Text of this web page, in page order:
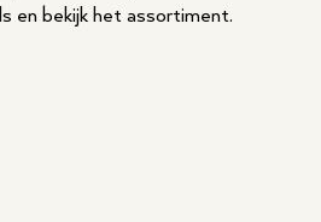
en bekijk het assortiment.